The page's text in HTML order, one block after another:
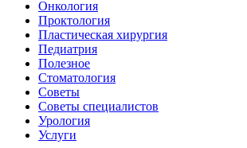
Онкология
Проктология
Пластическая хирургия
Педиатрия
Полезное
Стоматология
Советы
Советы специалистов
Урология
Услуги